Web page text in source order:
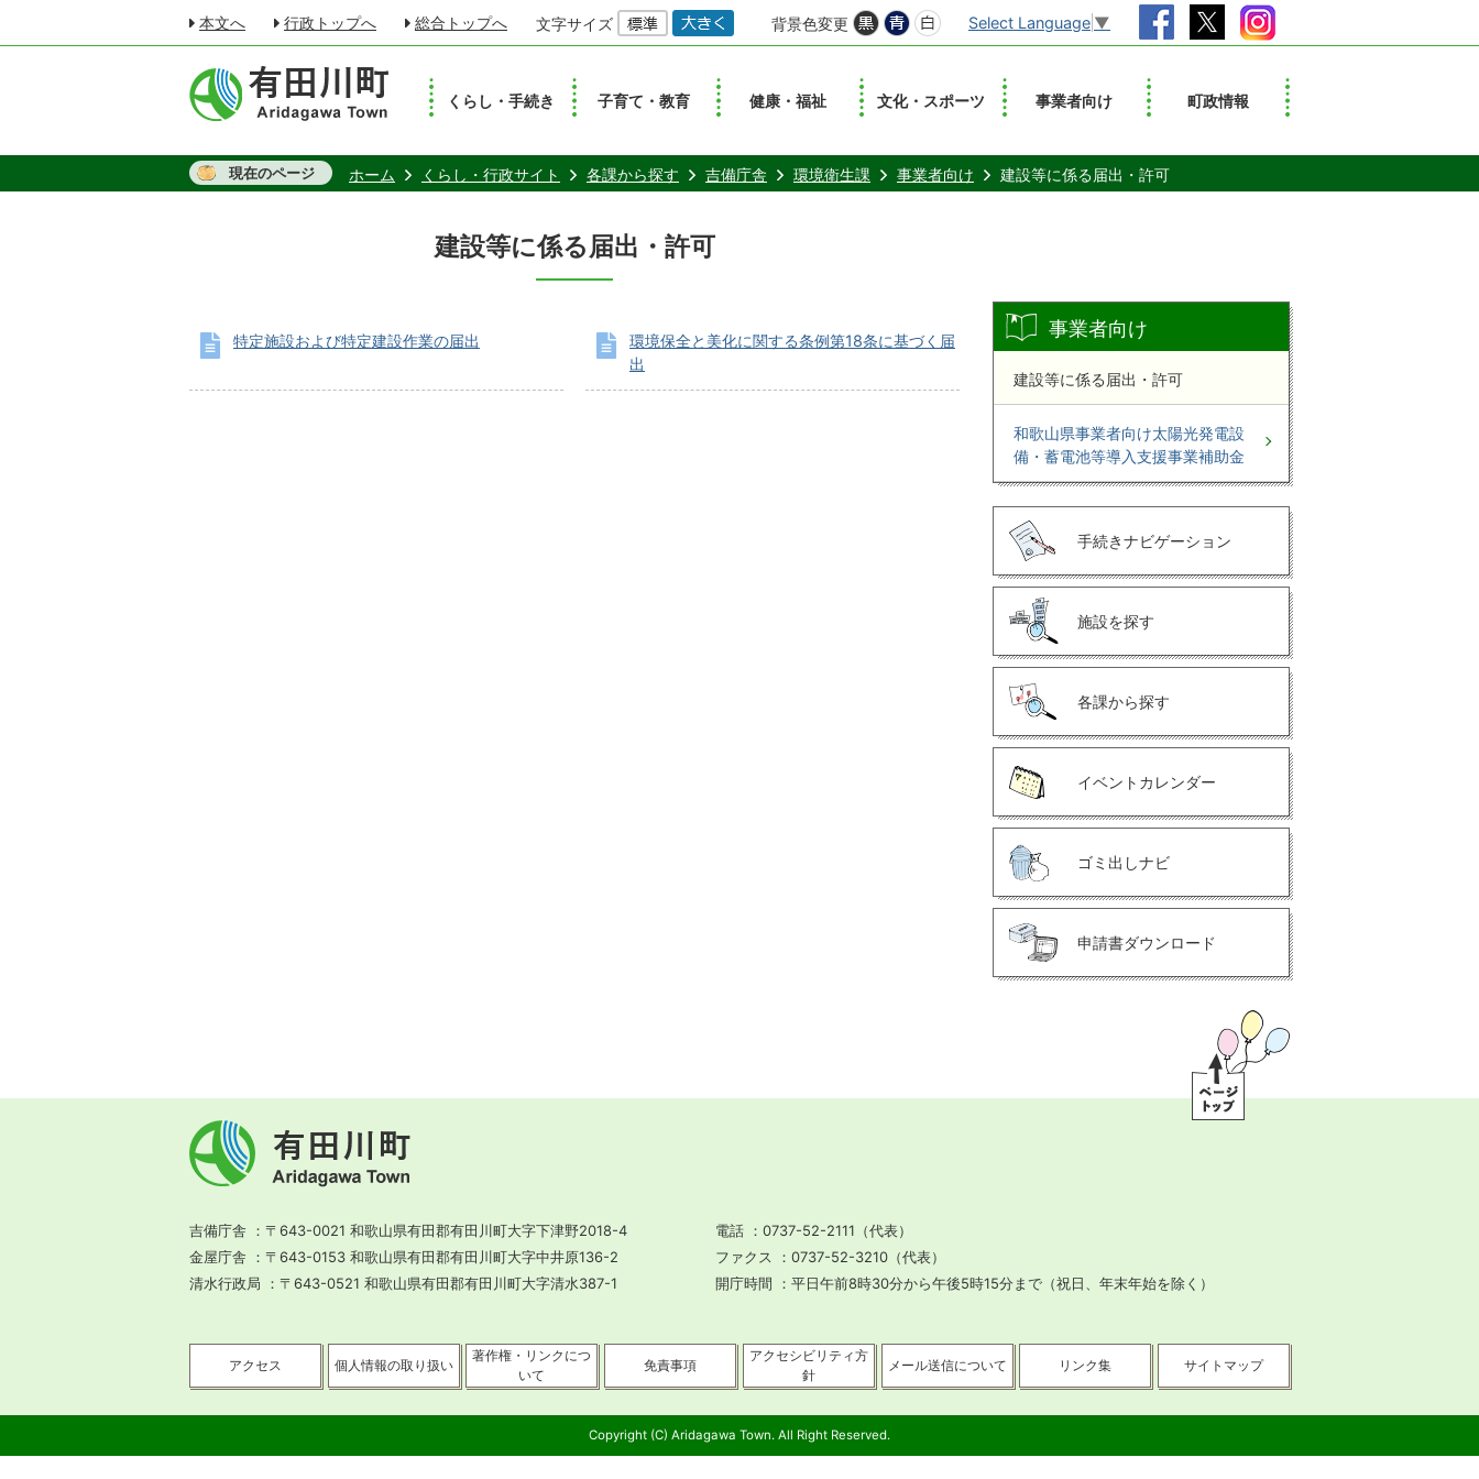
本文へ 行政トップへ 総合トップへ 文字サイズ 背景色変更 Select Language ▼
くらし・手続き 子育て・教育 健康・福祉 文化・スポーツ 事業者向け 町政情報
現在のページ ホーム くらし・行政サイト 各課から探す 吉備庁舎 環境衛生課 事業者向け 建設等に係る届出・許可
建設等に係る届出・許可
特定施設および特定建設作業の届出
環境保全と美化に関する条例第18条に基づく届
出
事業者向け
建設等に係る届出・許可
和歌山県事業者向け太陽光発電設
備・蓄電池等導入支援事業補助金
手続きナビゲーション
施設を探す
各課から探す
イベントカレンダー
ゴミ出しナビ
申請書ダウンロード
有
田
川
Town
吉備庁舎
〒643-0021 和歌山県有田郡有田川町大字下津野2018-4
金屋庁舎
〒643-0153 和歌山県有田郡有田川町大字中井原136-2
清水行政局
〒643-0521 和歌山県有田郡有田川町大字清水387-1
電話
0737-52-2111（代表）
ファクス
0737-52-3210（代表）
開庁時間
平日午前8時30分から午後5時15分まで （祝日、年末年始を除く）
アクセス 個人情報の取り扱い
著作権・リンクにつ
いて
免責事項
アクセシビリティ方
針
メール送信について リンク集 サイトマップ
ッ
プ
Copyright (C) Aridagawa Town. All Right Reserved.